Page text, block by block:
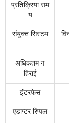
प्रतिक्रिया सम
य
संयुक्त सिस्टम
अधिकतम ग
हिराई
इंटरफेस
एडाप्टर रिप्पल